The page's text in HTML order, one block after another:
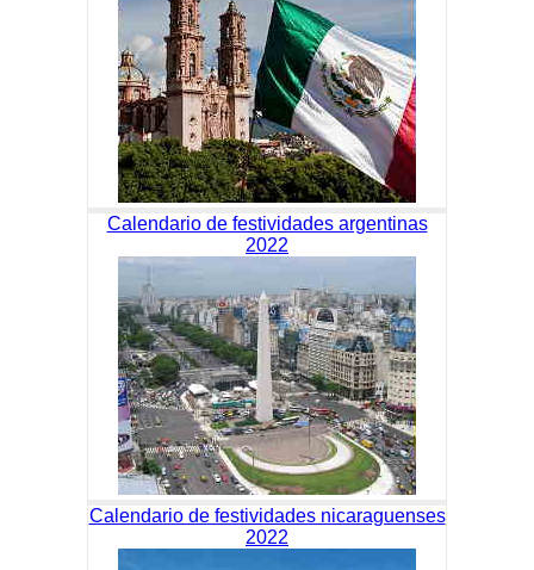
Calendario de festividades argentinas
2022
Calendario de festividades nicaraguenses
2022